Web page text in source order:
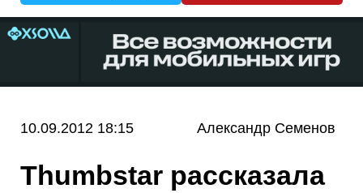
10.09.2012 18:15 Александр Семенов
Thumbstar рассказала